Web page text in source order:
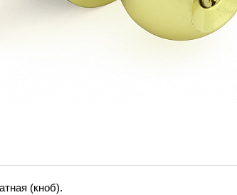
(кноб).